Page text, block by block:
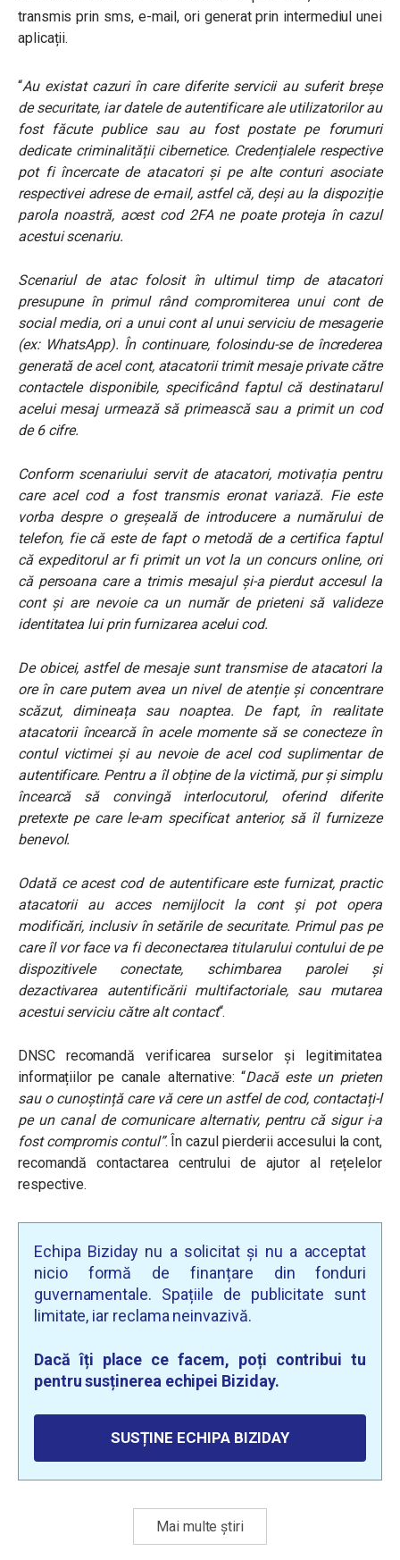
transmis prin sms, e-mail, ori generat prin intermediul unei
aplicații.
“Au existat cazuri în care diferite servicii au suferit breșe
de securitate, iar datele de autentificare ale utilizatorilor au
fost făcute publice sau au fost postate pe forumuri
dedicate criminalității cibernetice. Credențialele respective
pot fi încercate de atacatori și pe alte conturi asociate
respectivei adrese de e-mail, astfel că, deși au la dispoziție
parola noastră, acest cod 2FA ne poate proteja în cazul
acestui scenariu.
Scenariul de atac folosit în ultimul timp de atacatori
presupune în primul rând compromiterea unui cont de
social media, ori a unui cont al unui serviciu de mesagerie
(ex: WhatsApp). În continuare, folosindu-se de încrederea
generată de acel cont, atacatorii trimit mesaje private către
contactele disponibile, specificând faptul că destinatarul
acelui mesaj urmează să primească sau a primit un cod
de 6 cifre.
Conform scenariului servit de atacatori, motivația pentru
care acel cod a fost transmis eronat variază. Fie este
vorba despre o greșeală de introducere a numărului de
telefon, fie că este de fapt o metodă de a certifica faptul
că expeditorul ar fi primit un vot la un concurs online, ori
că persoana care a trimis mesajul și-a pierdut accesul la
cont și are nevoie ca un număr de prieteni să valideze
identitatea lui prin furnizarea acelui cod.
De obicei, astfel de mesaje sunt transmise de atacatori la
ore în care putem avea un nivel de atenție și concentrare
scăzut, dimineața sau noaptea. De fapt, în realitate
atacatorii încearcă în acele momente să se conecteze în
contul victimei și au nevoie de acel cod suplimentar de
autentificare. Pentru a îl obține de la victimă, pur și simplu
încearcă să convingă interlocutorul, oferind diferite
pretexte pe care le-am specificat anterior, să îl furnizeze
benevol.
Odată ce acest cod de autentificare este furnizat, practic
atacatorii au acces nemijlocit la cont și pot opera
modificări, inclusiv în setările de securitate. Primul pas pe
care îl vor face va fi deconectarea titularului contului de pe
dispozitivele conectate, schimbarea parolei și
dezactivarea autentificării multifactoriale, sau mutarea
acestui serviciu către alt contact“.
DNSC recomandă verificarea surselor și legitimitatea
informațiilor pe canale alternative: “Dacă este un prieten
sau o cunoștință care vă cere un astfel de cod, contactați-l
pe un canal de comunicare alternativ, pentru că sigur i-a
fost compromis contul”. În cazul pierderii accesului la cont,
recomandă contactarea centrului de ajutor al rețelelor
respective.
Echipa Biziday nu a solicitat și nu a acceptat
nicio formă de finanțare din fonduri
guvernamentale. Spațiile de publicitate sunt
limitate, iar reclama neinvazivă.
Dacă îți place ce facem, poți contribui tu
pentru susținerea echipei Biziday.
SUSȚINE ECHIPA BIZIDAY
Mai multe știri